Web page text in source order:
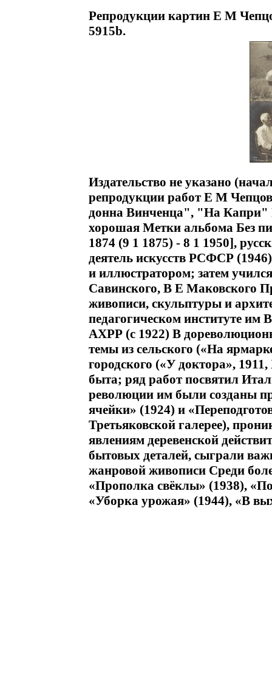
Репродукции картин Е М
5915b.
Издательство не указано
репродукции работ Е М
донна Винченца", "На Капри"
хорошая Метки альбома Без
1874 (9 1 1875) - 8 1 1950],
деятель искусств РСФСР
и иллюстратором; затем
Савинского, В Е Маковского
живописи, скульптуры и
педагогическом институте
АХРР (с 1922) В
темы из сельского («На
городского («У доктора»,
быта; ряд работ посвятил
революции им были созданы
ячейки» (1924) и
Третьяковской галерее),
явлениям деревенской
бытовых деталей, сыграли
жанровой живописи Среди
«Прополка свёклы» (1938),
«Уборка урожая» (1944), «В